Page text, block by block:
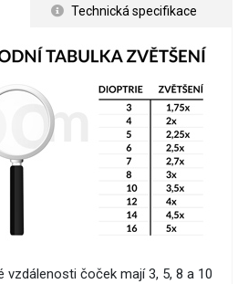
Technická specifikace
vzdálenosti čoček mají 3, 5, 8 a 10